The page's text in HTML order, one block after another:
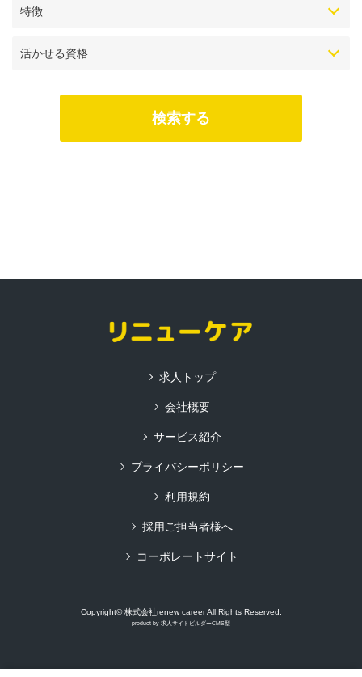
特徴
活かせる資格
求人トップ
会社概要
サービス紹介
プライバシーポリシー
利用規約
採用ご担当者様へ
コーポレートサイト
Copyright© 株式会社renew career All Rights Reserved.
product by 求人サイトビルダーCMS型